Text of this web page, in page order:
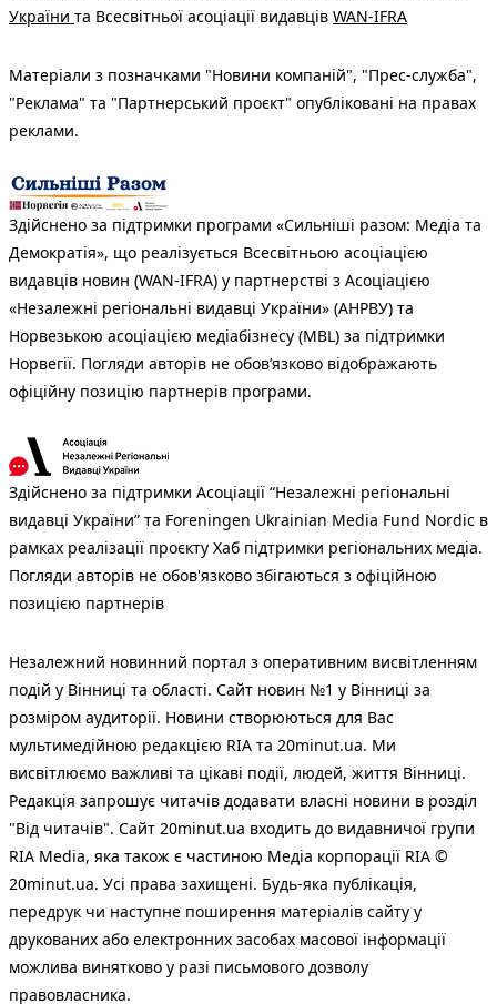
України та Всесвітньої асоціації видавців WAN-IFRA
Матеріали з позначками "Новини компаній", "Прес-служба",
"Реклама" та "Партнерський проєкт" опубліковані на правах
реклами.
Здійснено за підтримки програми «Сильніші разом: Медіа та
Демократія», що реалізується Всесвітньою асоціацією
видавців новин (WAN-IFRA) у партнерстві з Асоціацією
«Незалежні регіональні видавці України» (АНРВУ) та
Норвезькою асоціацією медіабізнесу (MBL) за підтримки
Норвегії. Погляди авторів не обов’язково відображають
офіційну позицію партнерів програми.
Здійснено за підтримки Асоціації “Незалежні регіональні
видавці України” та Foreningen Ukrainian Media Fund Nordic в
рамках реалізації проєкту Хаб підтримки регіональних медіа.
Погляди авторів не обов'язково збігаються з офіційною
позицією партнерів
Незалежний новинний портал з оперативним висвітленням
подій у Вінниці та області. Сайт новин №1 у Вінниці за
розміром аудиторії. Новини створюються для Вас
мультимедійною редакцією RIA та 20minut.ua. Ми
висвітлюємо важливі та цікаві події, людей, життя Вінниці.
Редакція запрошує читачів додавати власні новини в розділ
"Від читачів". Сайт 20minut.ua входить до видавничої групи
RIA Media, яка також є частиною Медіа корпорації RIA ©
20minut.ua. Усі права захищені. Будь-яка публiкацiя,
передрук чи наступне поширення матеріалів сайту у
друкованих або електронних засобах масової інформації
можлива винятково у разі письмового дозволу
правовласника.